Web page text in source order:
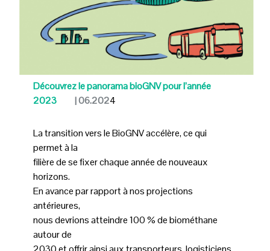
Découvrez le panorama bioGNV pour l’année
2023
| 06.2024
La transition vers le BioGNV accélère, ce qui
permet à la
filière de se fixer chaque année de nouveaux
horizons.
En avance par rapport à nos projections
antérieures,
nous devrions atteindre 100 % de biométhane
autour de